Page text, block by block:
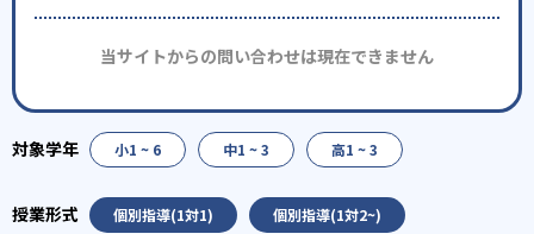
当サイトからの問い合わせは現在できません
小1 ~ 6 中1 ~ 3 高1 ~ 3
個別指導(1対1) 個別指導(1対2~)